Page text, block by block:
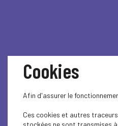
Cookies
Afin d'assurer le
Ces cookies et autres
stockées ne sont transmises